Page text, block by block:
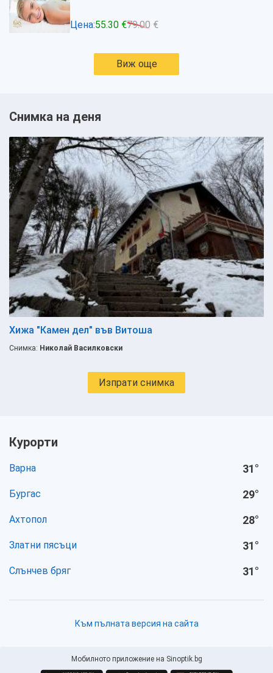
Цена:55.30 €79.00 €
Виж още
Снимка на деня
Хижа "Камен дел" във Витоша
Снимка: Николай Василковски
Изпрати снимка
Курорти
Варна 31°
Бургас 29°
Ахтопол 28°
Златни пясъци 31°
Слънчев бряг 31°
Към пълната версия на сайта
Мобилното приложение на Sinoptik.bg